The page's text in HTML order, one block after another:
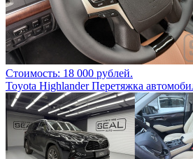
Стоимость: 18 000 рублей.
Toyota Highlander Перетяжка